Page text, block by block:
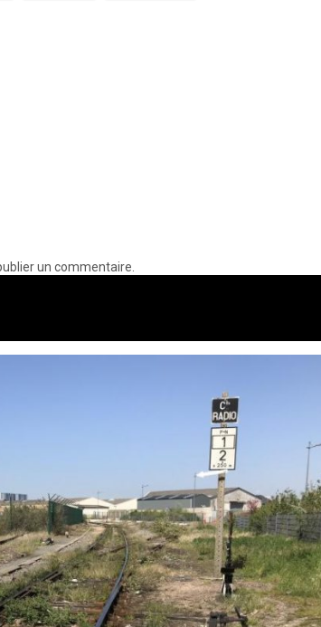
un commentaire.
probité à Calais ???
bus et tri sélectif !!!
16 avril 2024 2 minutes 2 ans